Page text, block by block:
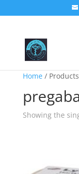
Home/
Showing the